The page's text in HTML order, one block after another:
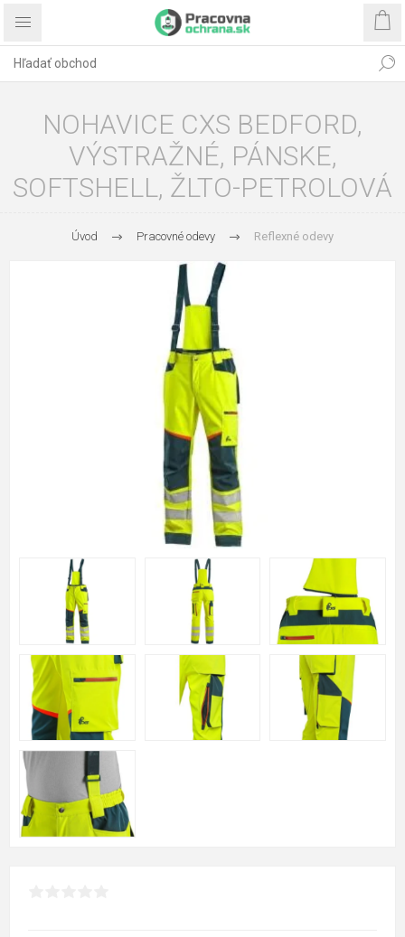
NOHAVICE CXS BEDFORD,
VÝSTRAŽNÉ, PÁNSKE,
SOFTSHELL, ŽLTO-PETROLOVÁ
Úvod Pracovné odevy Reflexné odevy